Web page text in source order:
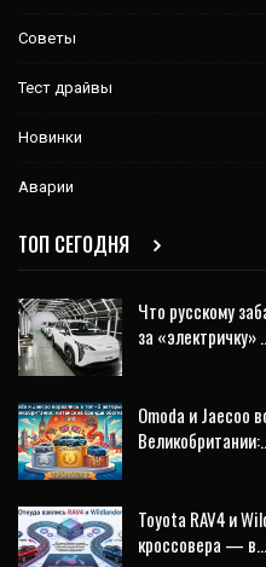
Советы
Тест драйвы
Новинки
Аварии
ТОП СЕГОДНЯ
Что русскому
за «электричку»
Omoda и Jaecoo
Toyota RAV4 и
кроссовера — в…